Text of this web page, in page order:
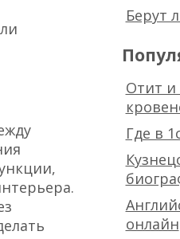
Берут
Отит и
Где в
онлайн